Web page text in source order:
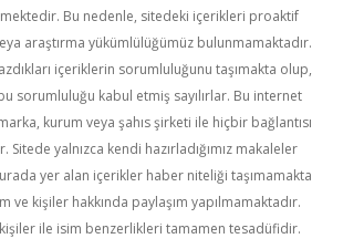
Bu nedenle, sitedeki içerikleri proaktif
araştırma yükümlülüğümüz bulunmamaktadır.
içeriklerin sorumluluğunu taşımakta olup,
sorumluluğu kabul etmiş sayılırlar. Bu internet
kurum veya şahıs şirketi ile hiçbir bağlantısı
Sitede yalnızca kendi hazırladığımız makaleler
yer alan içerikler haber niteliği taşımamakta
ve kişiler hakkında paylaşım yapılmamaktadır.
ile isim benzerlikleri tamamen tesadüfidir.